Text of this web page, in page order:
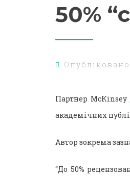
50%
Опубліковано
Партнер McKinsey
академічних
Автор зокрема
“До 50%